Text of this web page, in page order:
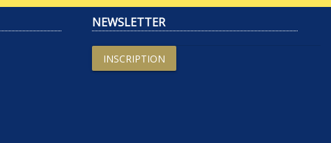
NEWSLETTER
INSCRIPTION